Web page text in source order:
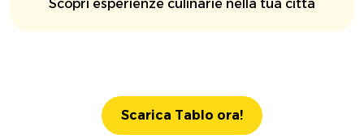
Scopri esperienze culinarie nella tua città
Scarica Tablo ora!